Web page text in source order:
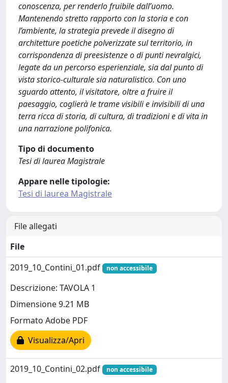
conoscenza, per renderlo fruibile dall’uomo.
Mantenendo stretto rapporto con la storia e con
l’ambiente, la strategia prevede il disegno di
architetture poetiche polverizzate sul territorio, in
corrispondenza di preesistenze o di punti nevralgici,
legate da un percorso esperienziale, sia dal punto di
vista storico-culturale sia naturalistico. Con uno
sguardo attento, il visitatore, oltre a fruire il
paesaggio, coglierà le trame visibili e invisibili di una
terra ricca di storia, di cultura, di tradizioni e di vita in
una narrazione polifonica.
Tipo di documento
Tesi di laurea Magistrale
Appare nelle tipologie:
Tesi di laurea Magistrale
File allegati
File
2019_10_Contini_01.pdf
non accessibile
Descrizione: TAVOLA 1
Dimensione 9.21 MB
Formato Adobe PDF
Visualizza/Apri
2019_10_Contini_02.pdf non accessibile